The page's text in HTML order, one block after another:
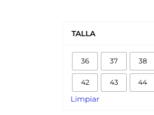
TALLA
36 37 38
42 43 44
Limpiar
500
cantidad